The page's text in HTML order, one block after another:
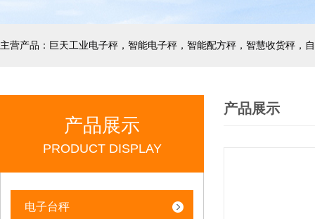
产品展示
PRODUCT DISPLAY
电子台秤
产品展示